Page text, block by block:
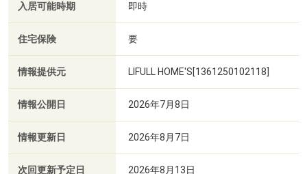
入居可能時期 即時
住宅保険 要
情報提供元 LIFULL HOME'S[1361250102118]
情報公開日 2026年7月8日
情報更新日 2026年8月7日
次回更新予定日 2026年8月13日